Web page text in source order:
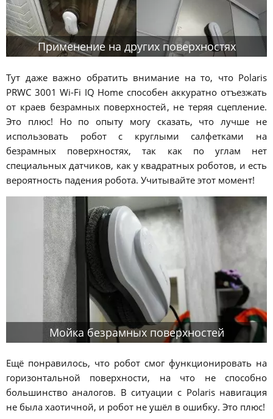
Применение на других поверхностях
Тут даже важно обратить внимание на то, что Polaris
PRWC 3001 Wi-Fi IQ Home способен аккуратно отъезжать
от краев безрамных поверхностей, не теряя сцепление.
Это плюс! Но по опыту могу сказать, что лучше не
использовать робот с круглыми салфетками на
безрамных поверхностях, так как по углам нет
специальных датчиков, как у квадратных роботов, и есть
вероятность падения робота. Учитывайте этот момент!
Мойка безрамных поверхностей
Ещё понравилось, что робот смог функционировать на
горизонтальной поверхности, на что не способно
большинство аналогов. В ситуации с Polaris навигация
не была хаотичной, и робот не ушёл в ошибку. Это плюс!